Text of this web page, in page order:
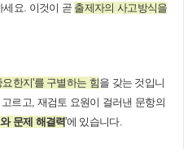
세요. 이것이 곧 출제자의 사고방식을
요한지'를 구별하는 힘을 갖는 것입니
르고, 재검토 요원이 걸러낸 문항의
문제 해결력'에 있습니다.